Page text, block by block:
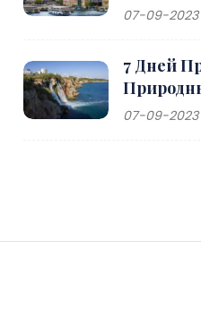
07-09-2023
7 Дней
07-09-2023